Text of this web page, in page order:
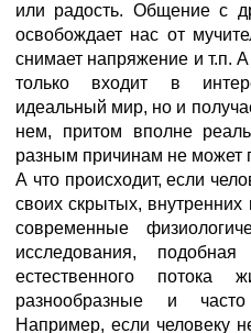
или радость. Общение с
освобождает нас от
снимает напряжение и т.п.
только входит в
идеальный мир, но и
нем, притом вполне
разным причинам не может
А что происходит, если
своих скрытых,
современные
исследования, подобная
естественного потока
разнообразные и
Например, если человеку